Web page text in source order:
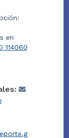
en
114060